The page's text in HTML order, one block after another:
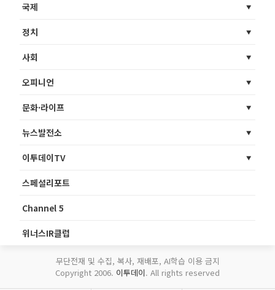
국제
정치
사회
오피니언
문화·라이프
뉴스발전소
이투데이TV
스페셜리포트
Channel 5
위너스IR클럽
무단전재 및 수집, 복사, 재배포, AI학습 이용 금지
Copyright 2006. 이투데이. All rights reserved